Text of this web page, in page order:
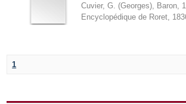
Cuvier, G. (Georges), Baron,
Encyclopédique de Roret
1